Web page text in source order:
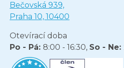
Bečovská 939,
Praha 10, 10400
Otevírací doba
Po - Pá: 8:00 - 16:30, So - Ne: